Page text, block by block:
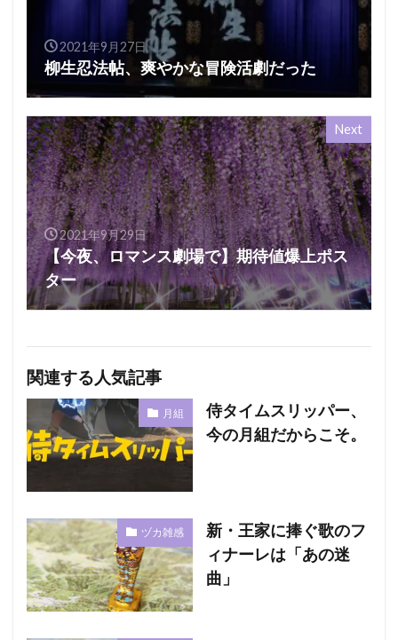
2021年9月27日
柳生忍法帖、爽やかな冒険活劇だった
Next
2021年9月29日
【今夜、ロマンス劇場で】期待値爆上ポス
ター
関連する人気記事
月組
侍タイムスリッパー、
今の月組だからこそ。
ヅカ雑感
新・王家に捧ぐ歌のフ
ィナーレは「あの迷
曲」